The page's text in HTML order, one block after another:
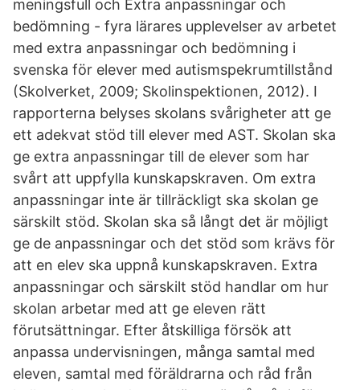
meningsfull och Extra anpassningar och
bedömning - fyra lärares upplevelser av arbetet
med extra anpassningar och bedömning i
svenska för elever med autismspekrumtillstånd
(Skolverket, 2009; Skolinspektionen, 2012). I
rapporterna belyses skolans svårigheter att ge
ett adekvat stöd till elever med AST. Skolan ska
ge extra anpassningar till de elever som har
svårt att uppfylla kunskapskraven. Om extra
anpassningar inte är tillräckligt ska skolan ge
särskilt stöd. Skolan ska så långt det är möjligt
ge de anpassningar och det stöd som krävs för
att en elev ska uppnå kunskapskraven. Extra
anpassningar och särskilt stöd handlar om hur
skolan arbetar med att ge eleven rätt
förutsättningar. Efter åtskilliga försök att
anpassa undervisningen, många samtal med
eleven, samtal med föräldrarna och råd från